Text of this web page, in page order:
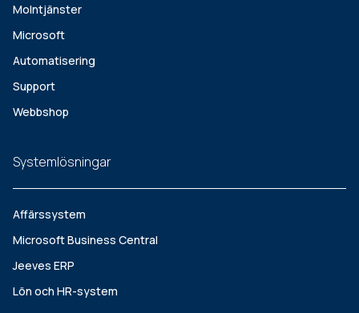
Molntjänster
Microsoft
Automatisering
Support
Webbshop
Systemlösningar
Affärssystem
Microsoft Business Central
Jeeves ERP
Lön och HR-system